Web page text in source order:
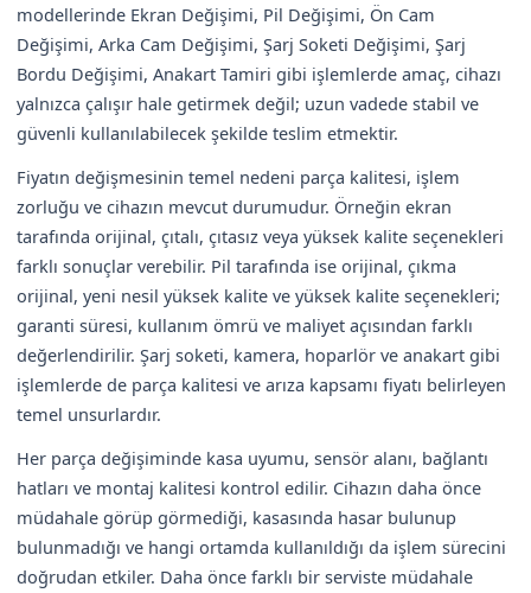
modellerinde Ekran Değişimi, Pil Değişimi, Ön Cam
Değişimi, Arka Cam Değişimi, Şarj Soketi Değişimi, Şarj
Bordu Değişimi, Anakart Tamiri gibi işlemlerde amaç, cihazı
yalnızca çalışır hale getirmek değil; uzun vadede stabil ve
güvenli kullanılabilecek şekilde teslim etmektir.
Fiyatın değişmesinin temel nedeni parça kalitesi, işlem
zorluğu ve cihazın mevcut durumudur. Örneğin ekran
tarafında orijinal, çıtalı, çıtasız veya yüksek kalite seçenekleri
farklı sonuçlar verebilir. Pil tarafında ise orijinal, çıkma
orijinal, yeni nesil yüksek kalite ve yüksek kalite seçenekleri;
garanti süresi, kullanım ömrü ve maliyet açısından farklı
değerlendirilir. Şarj soketi, kamera, hoparlör ve anakart gibi
işlemlerde de parça kalitesi ve arıza kapsamı fiyatı belirleyen
temel unsurlardır.
Her parça değişiminde kasa uyumu, sensör alanı, bağlantı
hatları ve montaj kalitesi kontrol edilir. Cihazın daha önce
müdahale görüp görmediği, kasasında hasar bulunup
bulunmadığı ve hangi ortamda kullanıldığı da işlem sürecini
doğrudan etkiler. Daha önce farklı bir serviste müdahale